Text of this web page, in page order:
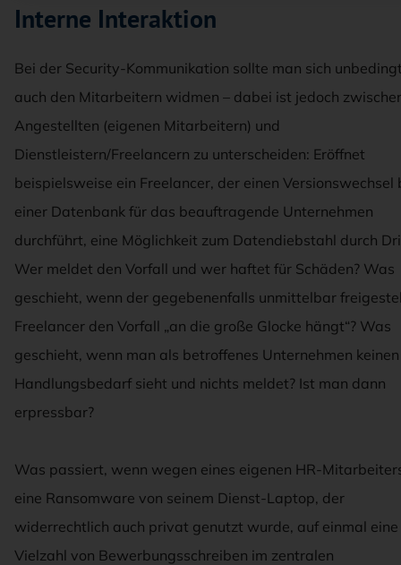
Interne Interaktion
Bei der Security-Kommunikation sollte man sich
auch den Mitarbeitern widmen – dabei ist jedoch
Angestellten (eigenen Mitarbeitern) und
Dienstleistern/Freelancern zu unterscheiden: Eröffnet
beispielsweise ein Freelancer, der einen Versionswechsel
einer Datenbank für das beauftragende Unternehmen
durchführt, eine Möglichkeit zum Datendiebstahl durch
Wer meldet den Vorfall und wer haftet für Schäden? Was
geschieht, wenn der gegebenenfalls unmittelbar
Freelancer den Vorfall „an die große Glocke hängt“? Was
geschieht, wenn man als betroffenes Unternehmen keinen
Handlungsbedarf sieht und nichts meldet? Ist man dann
erpressbar?
Was passiert, wenn wegen eines eigenen HR-
eine Ransomware von seinem Dienst-Laptop, der
widerrechtlich auch privat genutzt wurde, auf einmal eine
Vielzahl von Bewerbungsschreiben im zentralen